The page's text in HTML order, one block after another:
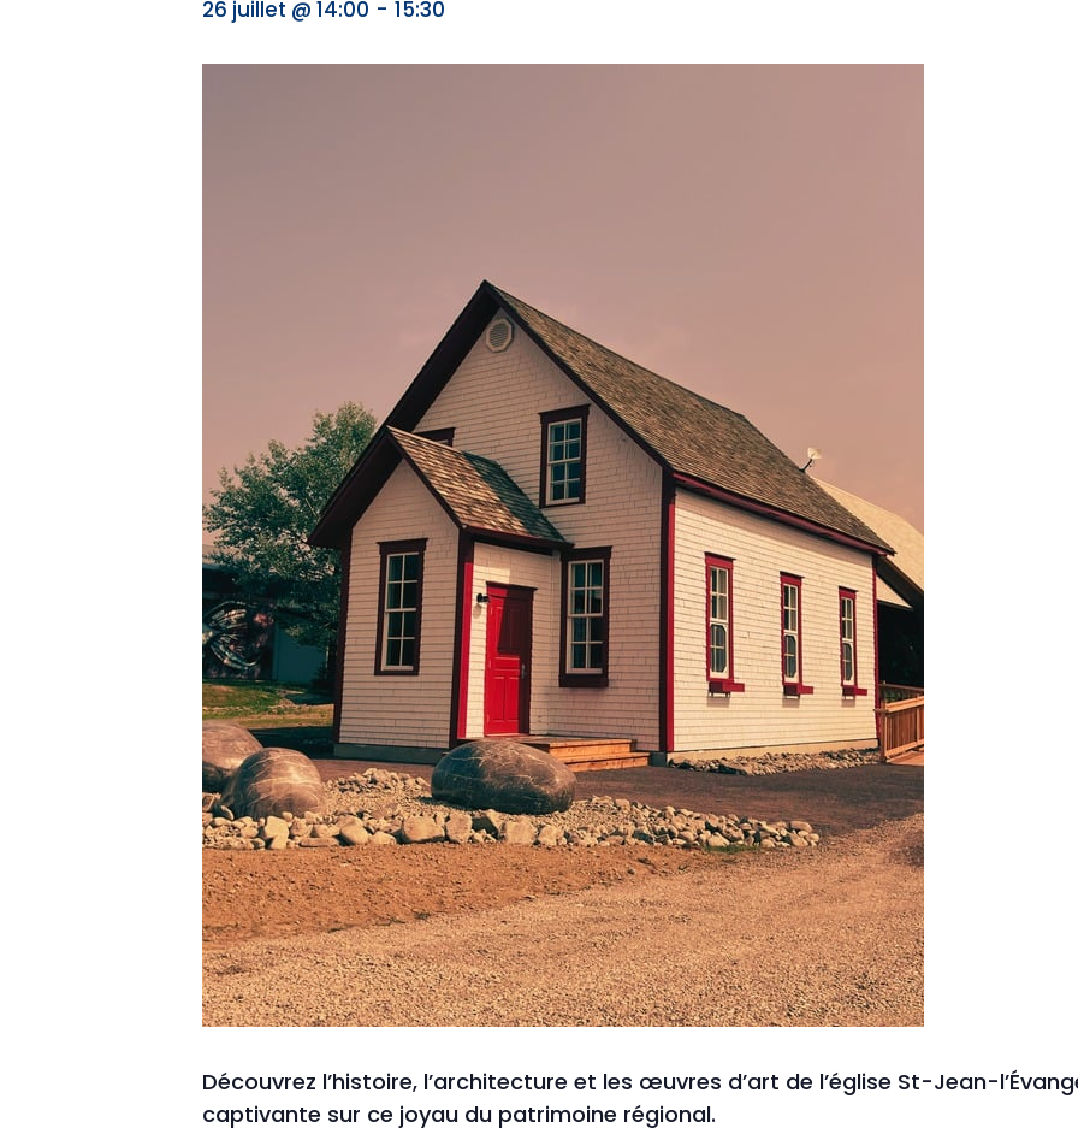
26 juillet @ 14:00 - 15:30
Découvrez l’histoire, l’architecture et les œuvres d’art de l’église St-Jean-
captivante sur ce joyau du patrimoine régional.